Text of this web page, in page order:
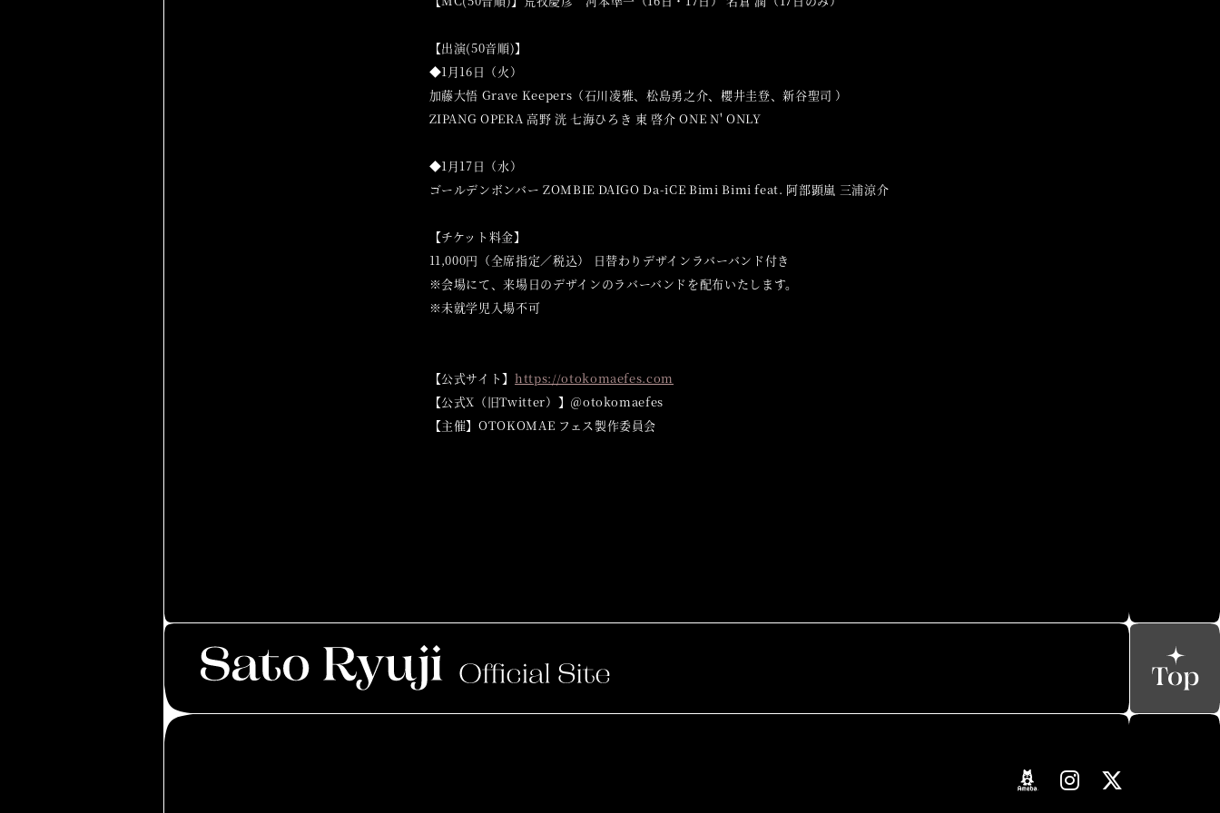
【出演(50音順)】
◆1月16日（火）
加藤大悟 Grave Keepers（石川凌雅、松島勇之介、櫻井圭登、新谷聖司 ）
ZIPANG OPERA 高野 洸 七海ひろき 東 啓介 ONE N' ONLY
◆1月17日（水）
ゴールデンボンバー ZOMBIE DAIGO Da-iCE Bimi Bimi feat. 阿部顕嵐 三浦涼介
【チケット料金】
11,000円（全席指定／税込） 日替わりデザインラバーバンド付き
※会場にて、来場日のデザインのラバーバンドを配布いたします。
※未就学児入場不可
【公式サイト】https://otokomaefes.com
【公式X（旧Twitter）】＠otokomaefes
【主催】OTOKOMAE フェス製作委員会